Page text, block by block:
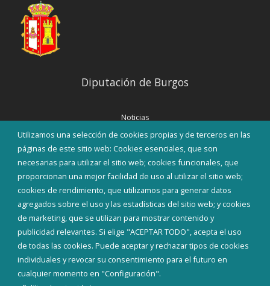
Utilizamos una selección de cookies propias y de terceros en las
páginas de este sitio web: Cookies esenciales, que son
necesarias para utilizar el sitio web; cookies funcionales, que
proporcionan una mejor facilidad de uso al utilizar el sitio web;
cookies de rendimiento, que utilizamos para generar datos
agregados sobre el uso y las estadísticas del sitio web; y cookies
de marketing, que se utilizan para mostrar contenido y
publicidad relevantes. Si elige "ACEPTAR TODO", acepta el uso
de todas las cookies. Puede aceptar y rechazar tipos de cookies
individuales y revocar su consentimiento para el futuro en
cualquier momento en "Configuración".
Diputación de Burgos
Noticias
Eventos
Corporación Municipal
Teléfonos de interés
INICIAR SESIÓN
MAPA WEB